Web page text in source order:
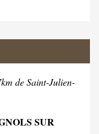
de Saint-Julien-
SUR